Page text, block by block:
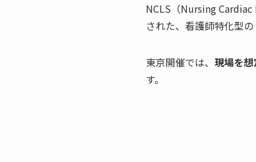
NCLS（Nursing
された、看護師特化型の
東京開催では、 現場を
す。